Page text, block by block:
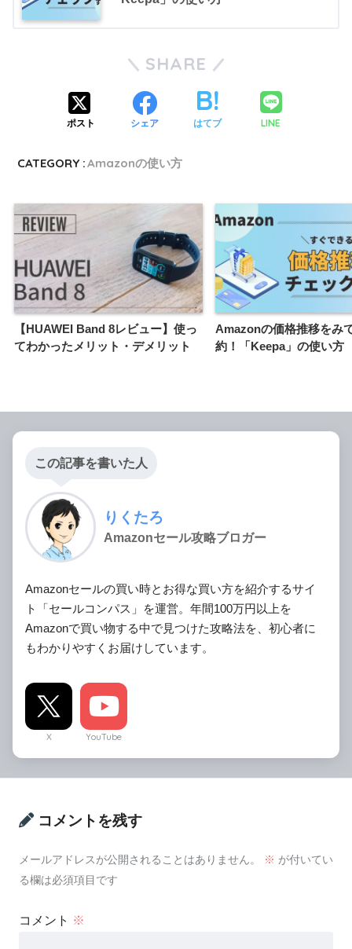
SHARE
ポスト シェア はてブ LINE
CATEGORY :Amazonの使い方
【HUAWEI Band 8レビュー】使っ
てわかったメリット・デメリット
Amazonの価格推移をみ
約！「Keepa」の使い方
この記事を書いた人
りくたろ
Amazonセール攻略ブロガー
Amazonセールの買い時とお得な買い方を紹介するサイ
ト「セールコンパス」を運営。年間100万円以上を
Amazonで買い物する中で見つけた攻略法を、初心者に
もわかりやすくお届けしています。
X YouTube
コメントを残す
メールアドレスが公開されることはありません。 ※ が付いてい
る欄は必須項目です
コメント ※